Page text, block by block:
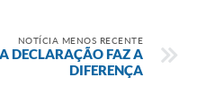
NOTÍCIA MENOS RECENTE
DECLARAÇÃO FAZ A
DIFERENÇA